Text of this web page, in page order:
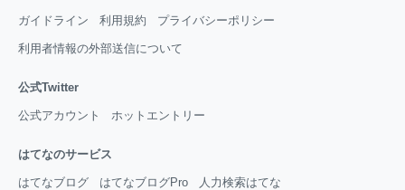
ガイドライン 利用規約 プライバシーポリシー
利用者情報の外部送信について
公式Twitter
公式アカウント ホットエントリー
はてなのサービス
はてなブログ はてなブログPro 人力検索はてな